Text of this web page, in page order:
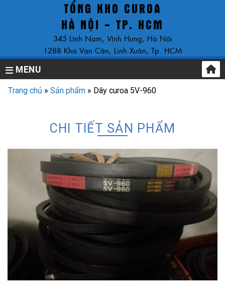
TỔNG KHO CUROA
HÀ NỘI - TP. HCM
345 Lĩnh Nam, Vĩnh Hưng, Hà Nội
1288 Kha Vạn Cân, Linh Xuân, Tp. HCM
MENU
Trang chủ » Sản phẩm » Dây curoa 5V-960
CHI TIẾT SẢN PHẨM